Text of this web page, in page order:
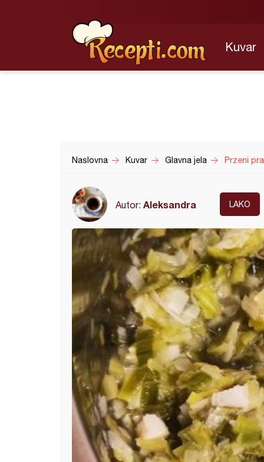
Kuvar
Naslovna Kuvar Glavna jela Przeni
Autor: Aleksandra LAKO